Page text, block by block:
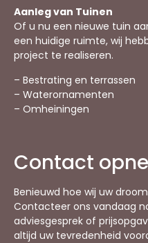
Aanleg van Tuinen
Of u nu een nieuwe tuin
een huidige ruimte, wij
project te realiseren.
– Bestrating en terrassen
– Waterornamenten
– Omheiningen
Contact
Benieuwd hoe wij uw
Contacteer ons vandaag
adviesgesprek of
altijd uw tevredenheid